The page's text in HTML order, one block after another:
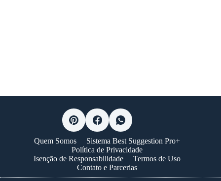
Quem Somos
Sistema Best Suggestion Pro+
Política de Privacidade
Isenção de Responsabilidade
Termos de Uso
Contato e Parcerias